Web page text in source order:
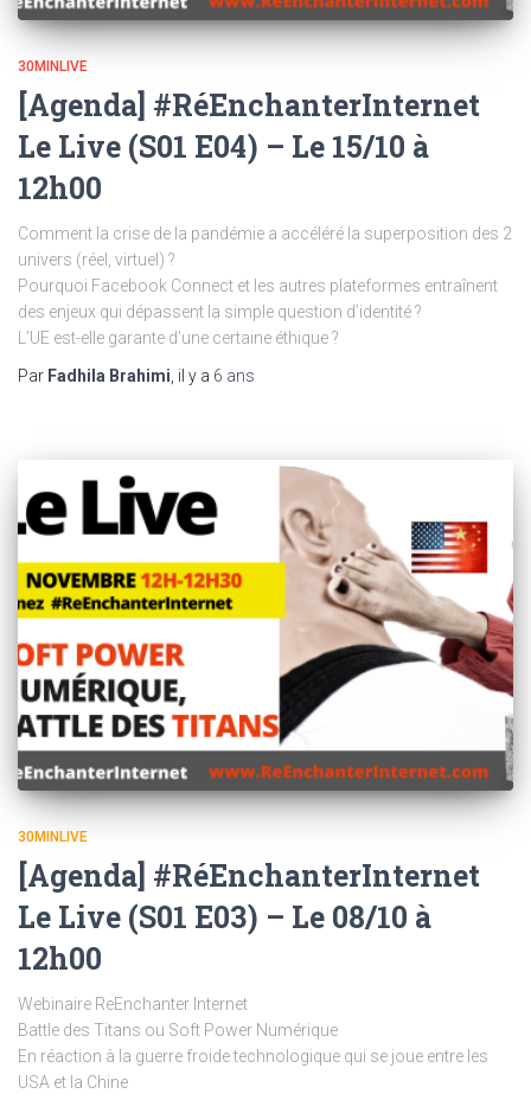
30MINLIVE
[Agenda] #RéEnchanterInternet
Le Live (S01 E04) – Le 15/10 à
12h00
Comment la crise de la pandémie a accéléré la superposition des 2
univers (réel, virtuel) ?
Pourquoi Facebook Connect et les autres plateformes entraînent
des enjeux qui dépassent la simple question d’identité ?
L’UE est-elle garante d’une certaine éthique ?
Par Fadhila Brahimi , il y a 6 ans
30MINLIVE
[Agenda] #RéEnchanterInternet
Le Live (S01 E03) – Le 08/10 à
12h00
Webinaire ReEnchanter Internet
Battle des Titans ou Soft Power Numérique
En réaction à la guerre froide technologique qui se joue entre les
USA et la Chine